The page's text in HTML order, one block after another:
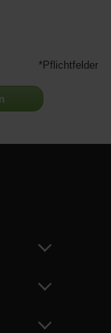
*Pflichtfelder